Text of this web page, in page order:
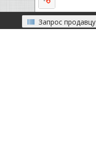
Запрос продавцу